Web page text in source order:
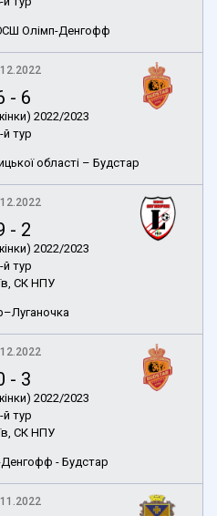
Олімп-Денгофф
- 6
2022/2023
й тур
області – Будстар
- 2
2022/2023
й тур
СК НПУ
- 3
2022/2023
й тур
СК НПУ
- Будстар